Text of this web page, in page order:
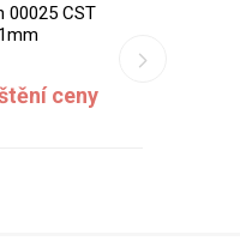
00025 CST
ceny